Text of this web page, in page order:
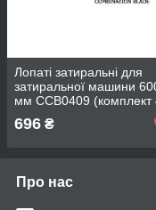
Лопаті затиральні для
затиральної машини
мм CCB0409 (комплект
шт.)
696 ₴
Про нас